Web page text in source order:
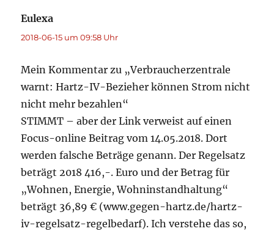
Eulexa
2018-06-15 um 09:58 Uhr
Mein Kommentar zu „Verbraucherzentrale
warnt: Hartz-IV-Bezieher können Strom nicht
nicht mehr bezahlen“
STIMMT – aber der Link verweist auf einen
Focus-online Beitrag vom 14.05.2018. Dort
werden falsche Beträge genann. Der Regelsatz
beträgt 2018 416,-. Euro und der Betrag für
„Wohnen, Energie, Wohninstandhaltung“
beträgt 36,89 € (www.gegen-hartz.de/hartz-
iv-regelsatz-regelbedarf). Ich verstehe das so,